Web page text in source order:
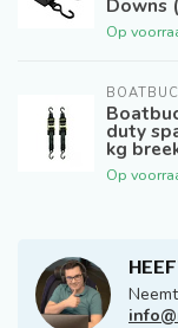
Downs
Op
duty
kg
Op